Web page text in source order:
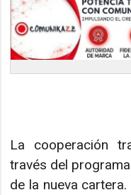
La cooperación
través del
de la nueva